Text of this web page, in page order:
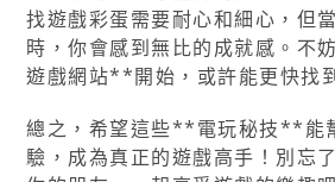
找遊戲彩蛋需要耐心和細心，但
時，你會感到無比的成就感。不
遊戲網站**開始，或許能更快找
總之，希望這些**電玩秘技**能
驗，成為真正的遊戲高手！別忘